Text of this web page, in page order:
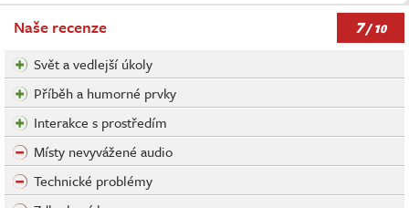
Naše recenze 7/ 10
Svět a vedlejší úkoly
Příběh a humorné prvky
Interakce s prostředím
Místy nevyvážené audio
Technické problémy